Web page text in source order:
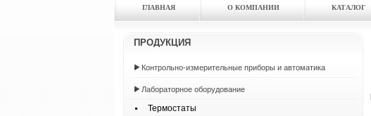
ГЛАВНАЯ О КОМПАНИИ КАТАЛOГ
ПРОДУКЦИЯ
Контрольно-измерительные приборы и автоматика
Лабораторное оборудование
Термостаты